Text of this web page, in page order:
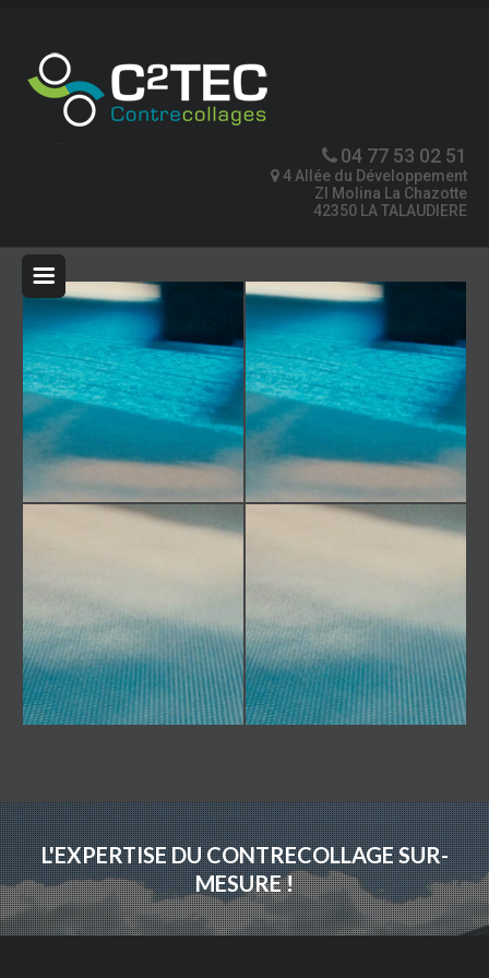
04 77 53 02 51
4 Allée du Développement
ZI Molina La Chazotte
42350 LA TALAUDIERE
L'EXPERTISE DU CONTRECOLLAGE SUR-
MESURE !